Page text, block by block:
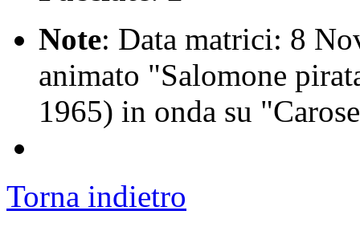
Note: Data matrici: 8
animato "Salomone
1965) in onda su
Torna indietro